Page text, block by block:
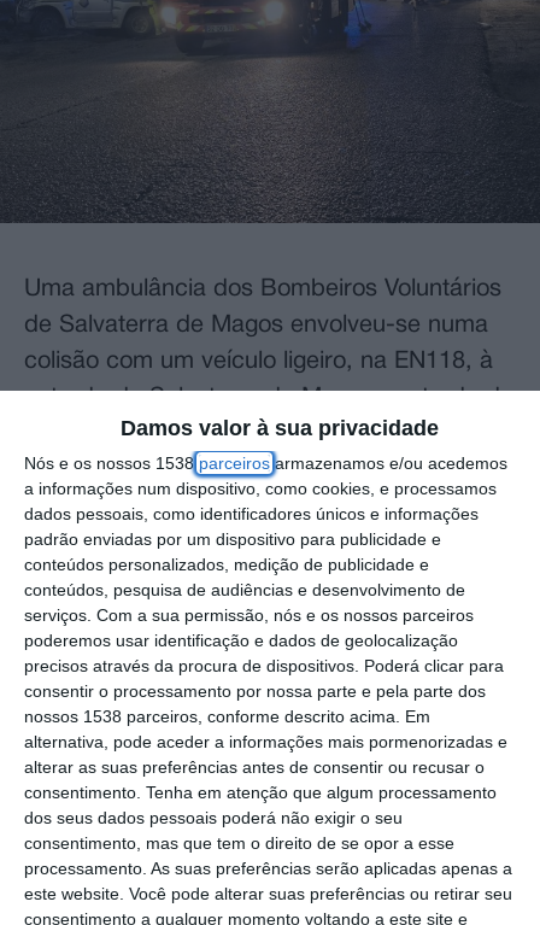
Damos valor à sua privacidade
Nós e os nossos 1538 parceiros armazenamos e/ou acedemos
a informações num dispositivo, como cookies, e processamos
dados pessoais, como identificadores únicos e informações
padrão enviadas por um dispositivo para publicidade e
conteúdos personalizados, medição de publicidade e
conteúdos, pesquisa de audiências e desenvolvimento de
serviços. Com a sua permissão, nós e os nossos parceiros
poderemos usar identificação e dados de geolocalização
precisos através da procura de dispositivos. Poderá clicar para
consentir o processamento por nossa parte e pela parte dos
nossos 1538 parceiros, conforme descrito acima. Em
alternativa, pode aceder a informações mais pormenorizadas e
alterar as suas preferências antes de consentir ou recusar o
consentimento. Tenha em atenção que algum processamento
dos seus dados pessoais poderá não exigir o seu
consentimento, mas que tem o direito de se opor a esse
processamento. As suas preferências serão aplicadas apenas a
este website. Você pode alterar suas preferências ou retirar seu
consentimento a qualquer momento voltando a este site e
Uma ambulância dos Bombeiros Voluntários
de Salvaterra de Magos envolveu-se numa
colisão com um veículo ligeiro, na EN118, à
entrada de Salvaterra de Magos, na tarde de
terça-feira, 9 de dezembro.
O alerta foi dado pelas 17h00.
Da colisão resultaram dois feridos leves,
ainda a ser assistidos no local, um deles é
um bombeiro que seguia na ambulância. O
segundo ferido é um civil, que seguia na
viatura ligeira.
No local estiveram 18 operacionais dos
Bombeiros Voluntários de Salvaterra de
Magos e Almeirim e Municipais de Alpiarça,
apoiados por nove viaturas, bem como a
Viatura Médica de Emergência e